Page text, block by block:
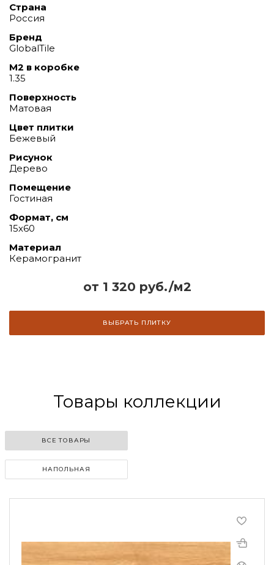
от 1 320 руб./м2
ВЫБРАТЬ ПЛИТКУ
Страна
Россия
Бренд
GlobalTile
М2 в коробке
1.35
Поверхность
Матовая
Цвет плитки
Бежевый
Рисунок
Дерево
Помещение
Гостиная
Формат, см
15х60
Материал
Керамогранит
Товары коллекции
ВСЕ ТОВАРЫ
НАПОЛЬНАЯ